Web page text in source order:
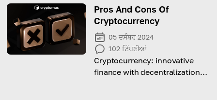
your funds!
Pros And Cons Of
Cryptocurrency
05 ਦਸੰਬਰ 2024
102 ਟਿੱਪਣੀਆਂ
Cryptocurrency: innovative
finance with decentralization